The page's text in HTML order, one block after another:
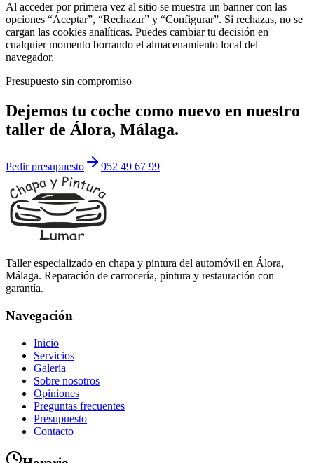
Al acceder por primera vez al sitio se muestra un banner con las
opciones “Aceptar”, “Rechazar” y “Configurar”. Si rechazas, no se
cargan las cookies analíticas. Puedes cambiar tu decisión en
cualquier momento borrando el almacenamiento local del
navegador.
Presupuesto sin compromiso
Dejemos tu coche como nuevo en nuestro
taller de Álora, Málaga.
Pedir presupuesto 952 49 67 99
Taller especializado en chapa y pintura del automóvil en Álora,
Málaga. Reparación de carrocería, pintura y restauración con
garantía.
Navegación
Inicio
Servicios
Galería
Sobre nosotros
Opiniones
Preguntas frecuentes
Presupuesto
Contacto